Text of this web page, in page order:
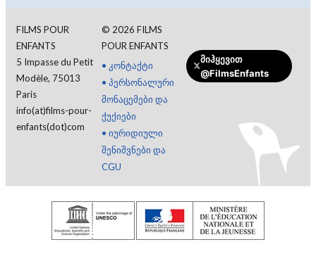
FILMS POUR
ENFANTS
5 Impasse du Petit
Modèle, 75013
Paris
info(at)films-pour-
enfants(dot)com
© 2026 FILMS
POUR ENFANTS
• კონტაქტი
• პერსონალური
მონაცემები და
ქუქიები
• იურიდიული
შენიშვნები და
CGU
მიჰყევით
@FilmsEnfants